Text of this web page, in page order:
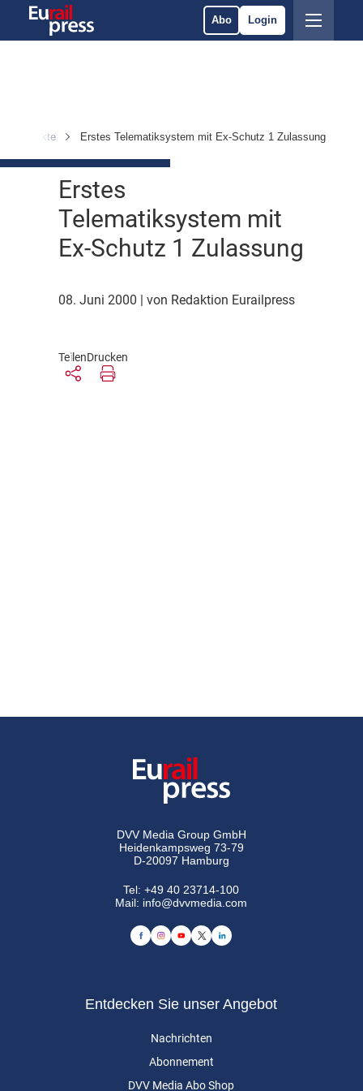
Abo Login
& Märkte Erstes Telematiksystem mit Ex-Schutz 1 Zulassung
Erstes
Telematiksystem mit
Ex-Schutz 1 Zulassung
08. Juni 2000 | von Redaktion Eurailpress
TeilenDrucken
DVV Media Group GmbH
Heidenkampsweg 73-79
D-20097 Hamburg
Tel:+49 40 23714-100
Mail: info@dvvmedia.com
Entdecken Sie unser Angebot
Nachrichten
Abonnement
DVV Media Abo Shop